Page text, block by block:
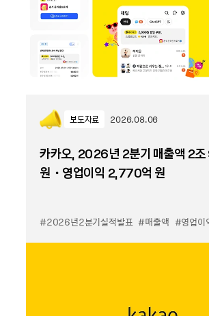
보도자료 2026.08.06
카카오, 2026년 2분기 매출액 2
원・영업이익 2,770억 원
#2026년2분기실적발표 #매출액 #영업이